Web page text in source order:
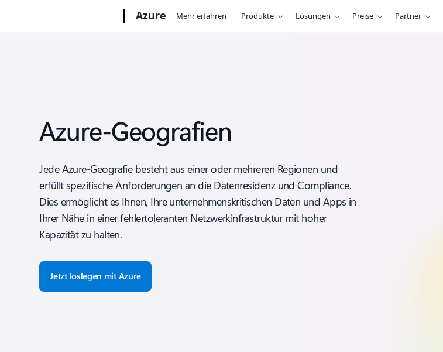
Azure Mehr erfahren Produkte Lösungen Preise Partner
Azure-Geografien
Jede Azure-Geografie besteht aus einer oder mehreren Regionen und
erfüllt spezifische Anforderungen an die Datenresidenz und Compliance.
Dies ermöglicht es Ihnen, Ihre unternehmenskritischen Daten und Apps in
Ihrer Nähe in einer fehlertoleranten Netzwerkinfrastruktur mit hoher
Kapazität zu halten.
Jetzt loslegen mit Azure